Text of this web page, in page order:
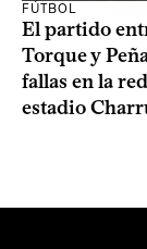
FÚTBOL
El partido
Torque y
fallas en la
estadio